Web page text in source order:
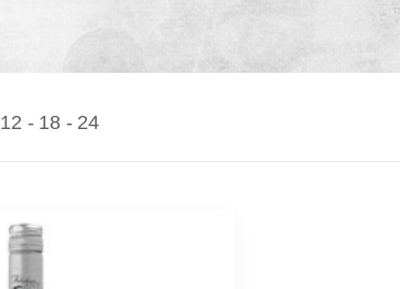
12 18 24